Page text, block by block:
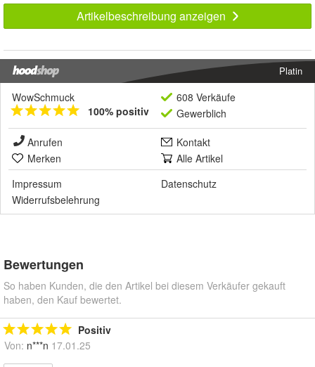
Artikelbeschreibung anzeigen
Platin
WowSchmuck
100% positiv
608 Verkäufe
Gewerblich
Anrufen
Kontakt
Merken
Alle Artikel
Impressum
Datenschutz
Widerrufsbelehrung
Bewertungen
So haben Kunden, die den Artikel bei diesem Verkäufer gekauft
haben, den Kauf bewertet.
Positiv
Von: n***n 17.01.25